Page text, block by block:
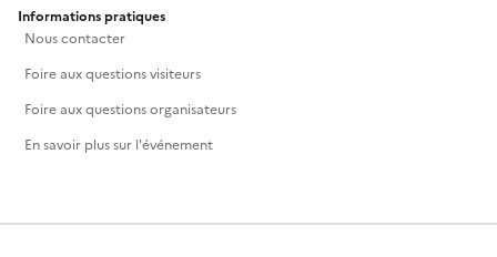
Informations pratiques
Nous contacter
Foire aux questions visiteurs
Foire aux questions organisateurs
En savoir plus sur l'événement